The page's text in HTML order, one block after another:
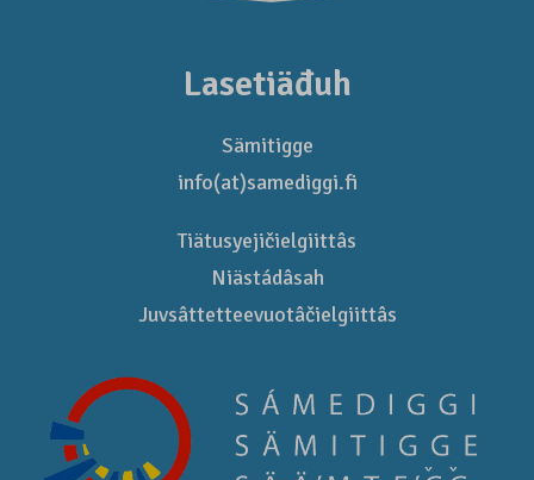
Lasetiäđuh
Sämitigge
info(at)samediggi.fi
Tiätusyejičielgiittâs
Niästádâsah
Juvsâttetteevuotâčielgiittâs